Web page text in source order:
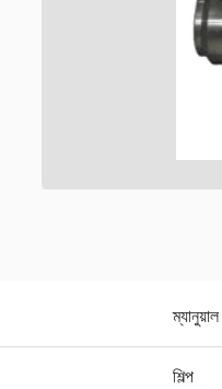
ম্যানুয়াল
শিল্প